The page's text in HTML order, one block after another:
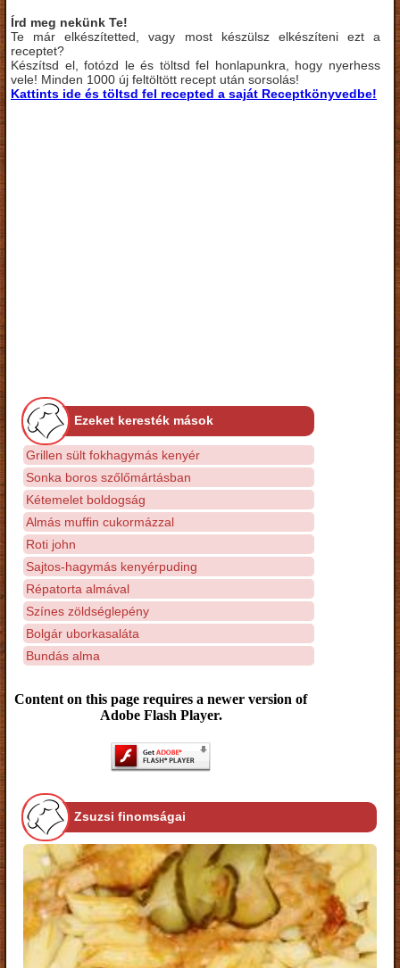
Írd meg nekünk Te!
Te már elkészítetted, vagy most készülsz elkészíteni ezt a
receptet?
Készítsd el, fotózd le és töltsd fel honlapunkra, hogy nyerhess
vele! Minden 1000 új feltöltött recept után sorsolás!
Kattints ide és töltsd fel recepted a saját Receptkönyvedbe!
Ezeket keresték mások
Grillen sült fokhagymás kenyér
Sonka boros szőlőmártásban
Kétemelet boldogság
Almás muffin cukormázzal
Roti john
Sajtos-hagymás kenyérpuding
Répatorta almával
Színes zöldséglepény
Bolgár uborkasaláta
Bundás alma
Content on this page requires a newer version of
Adobe Flash Player.
Zsuzsi finomságai